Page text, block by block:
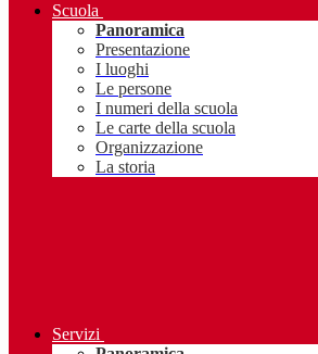
Scuola
Panoramica
Presentazione
I luoghi
Le persone
I numeri della scuola
Le carte della scuola
Organizzazione
La storia
Servizi